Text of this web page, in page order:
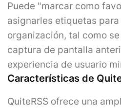
Puede "marcar como
asignarles etiquetas
organización, tal como
captura de pantalla
experiencia de usuario
Características de
QuiteRSS ofrece una